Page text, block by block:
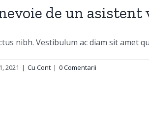
de un
nibh. Vestibulum ac diam sit amet
2021 | Cu Cont | 0 Comentarii